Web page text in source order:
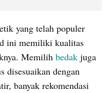
yang telah populer
ini memiliki kualitas
Memilih bedak juga
disesuaikan dengan
banyak rekomendasi